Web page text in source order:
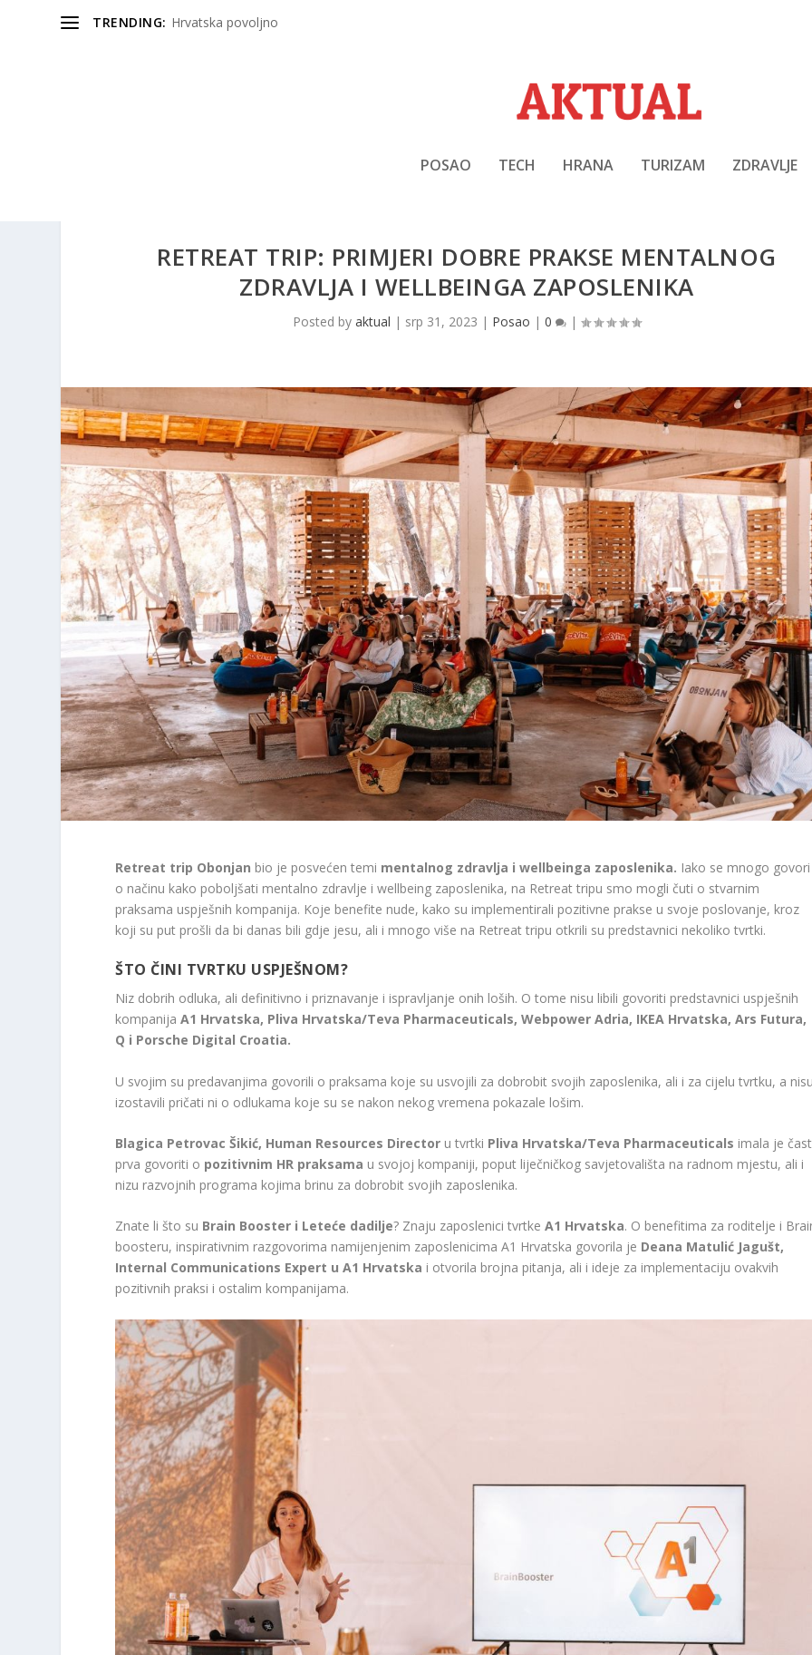
TRENDING: Hrvatska povoljno
POSAO TECH HRANA TURIZAM ZDRAVLJE
RETREAT TRIP: PRIMJERI DOBRE PRAKSE MENTALNOG
ZDRAVLJA I WELLBEINGA ZAPOSLENIKA
Posted by aktual | srp 31, 2023 | Posao | 0 |
Retreat trip Obonjan bio je posvećen temi mentalnog zdravlja i wellbeinga zaposlenika. Iako se mnogo govori
o načinu kako poboljšati mentalno zdravlje i wellbeing zaposlenika, na Retreat tripu smo mogli čuti o stvarnim
praksama uspješnih kompanija. Koje benefite nude, kako su implementirali pozitivne prakse u svoje poslovanje, kroz
koji su put prošli da bi danas bili gdje jesu, ali i mnogo više na Retreat tripu otkrili su predstavnici nekoliko tvrtki.
ŠTO ČINI TVRTKU USPJEŠNOM?
Niz dobrih odluka, ali definitivno i priznavanje i ispravljanje onih loših. O tome nisu libili govoriti predstavnici uspješnih
kompanijaA1 Hrvatska, Pliva Hrvatska/Teva Pharmaceuticals, Webpower Adria, IKEA Hrvatska, Ars Futura,
Q i Porsche Digital Croatia.
U svojim su predavanjima govorili o praksama koje su usvojili za dobrobit svojih zaposlenika, ali i za cijelu tvrtku, a
izostavili pričati ni o odlukama koje su se nakon nekog vremena pokazale lošim.
Blagica Petrovac Šikić, Human Resources Director u tvrtki Pliva Hrvatska/Teva Pharmaceuticals imala je čast
prva govoriti o pozitivnim HR praksama u svojoj kompaniji, poput liječničkog savjetovališta na radnom mjestu, ali i
nizu razvojnih programa kojima brinu za dobrobit svojih zaposlenika.
Znate li što su Brain Booster i Leteće dadilje? Znaju zaposlenici tvrtkeA1 Hrvatska. O benefitima za roditelje i
boosteru, inspirativnim razgovorima namijenjenim zaposlenicima A1 Hrvatska govorila je Deana Matulić Jagušt,
Internal Communications Expert u A1 Hrvatska i otvorila brojna pitanja, ali i ideje za implementaciju ovakvih
pozitivnih praksi i ostalim kompanijama.